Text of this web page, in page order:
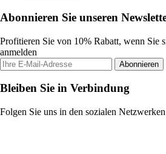
Abonnieren Sie unseren
Profitieren Sie von 10% Rabatt, wenn Sie
anmelden
Abonnieren
Bleiben Sie in Verbindung
Folgen Sie uns in den sozialen Netzwerken